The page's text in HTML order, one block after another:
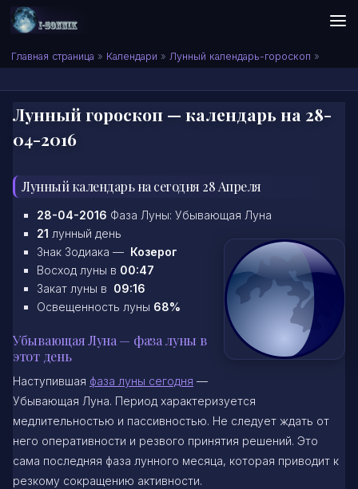
Skip to content
Сонник I-SONNIK.COM
Главная страница » Календари » Лунный календарь-гороскоп »
Лунный гороскоп — календарь на 28-
04-2016
Лунный календарь на сегодня 28 Апреля
28-04-2016 Фаза Луны: Убывающая Луна
21 лунный день
Знак Зодиака — Козерог
Восход луны в 00:47
Закат луны в 09:16
Освещенность луны 68%
Убывающая Луна — фаза луны в
этот день
Наступившая фаза луны сегодня —
Убывающая Луна. Период характеризуется
медлительностью и пассивностью. Не следует ждать от
него оперативности и резвого принятия решений. Это
сама последняя фаза лунного месяца, которая приводит к
резкому сокращению активности.